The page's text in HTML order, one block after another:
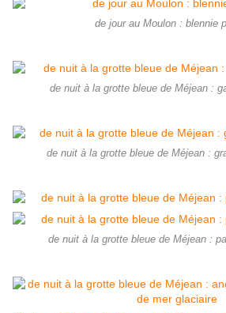
de jour au Moulon : blennie
de nuit à la grotte bleue de Méjean :
de nuit à la grotte bleue de Méjean :
de nuit à la grotte bleue de Méjean :